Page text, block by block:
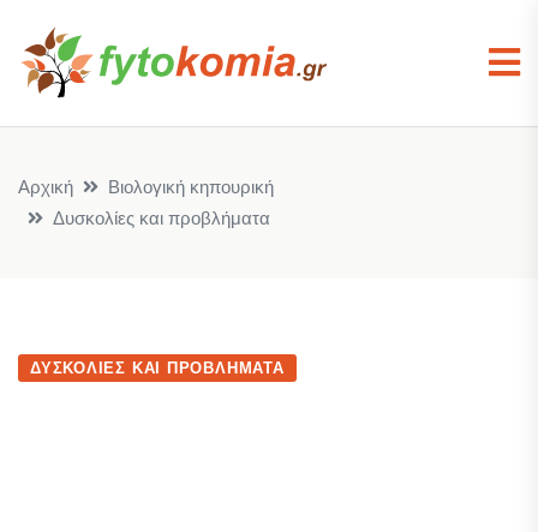
Αρχική
Βιολογική κηπουρική
Δυσκολίες και προβλήματα
ΔΥΣΚΟΛΊΕΣ ΚΑΙ ΠΡΟΒΛΉΜΑΤΑ